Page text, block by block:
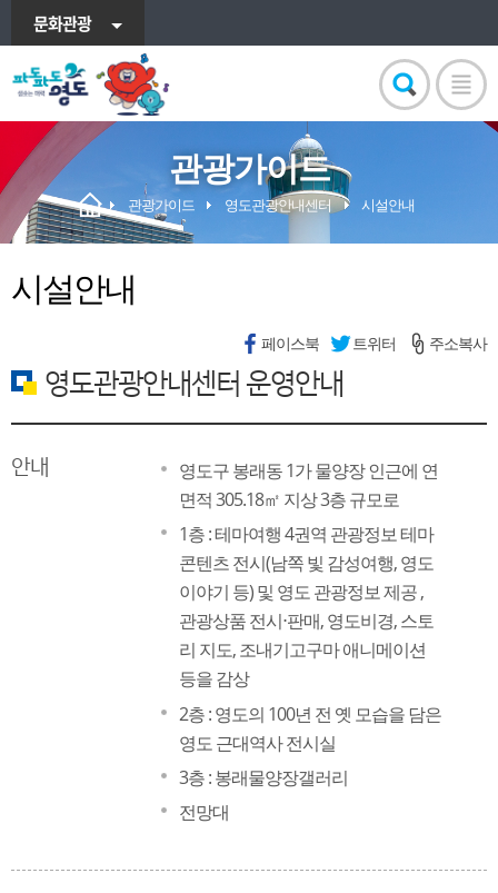
문화관광
관광가이드
관광가이드 영도관광안내센터 시설안내
시설안내
페이스북 트위터 주소복사
영도관광안내센터 운영안내
안내
영도구 봉래동 1가 물양장 인근에 연
면적 305.18㎡ 지상 3층 규모로
1층 : 테마여행 4권역 관광정보 테마
콘텐츠 전시(남쪽 빛 감성여행, 영도
이야기 등) 및 영도 관광정보 제공 ,
관광상품 전시⋅판매, 영도비경, 스토
리 지도, 조내기고구마 애니메이션
등을 감상
2층 : 영도의 100년 전 옛 모습을 담은
영도 근대역사 전시실
3층 : 봉래물양장갤러리
전망대